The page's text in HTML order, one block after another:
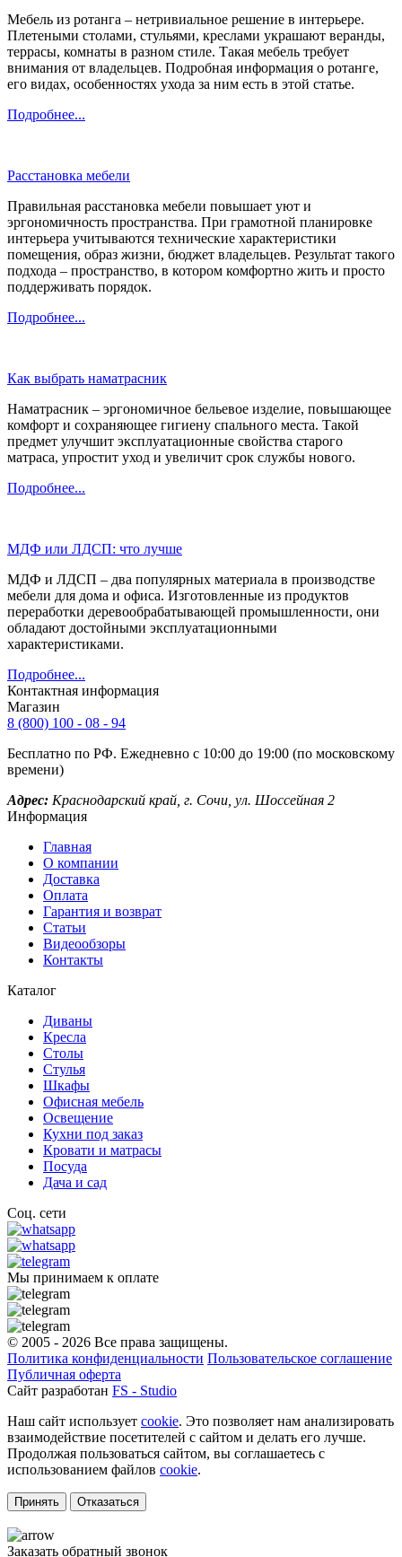
Мебель из ротанга – нетривиальное решение в интерьере.
Плетеными столами, стульями, креслами украшают веранды,
террасы, комнаты в разном стиле. Такая мебель требует
внимания от владельцев. Подробная информация о ротанге,
его видах, особенностях ухода за ним есть в этой статье.
Подробнее...
Расстановка мебели
Правильная расстановка мебели повышает уют и
эргономичность пространства. При грамотной планировке
интерьера учитываются технические характеристики
помещения, образ жизни, бюджет владельцев. Результат такого
подхода – пространство, в котором комфортно жить и просто
поддерживать порядок.
Подробнее...
Как выбрать наматрасник
Наматрасник – эргономичное бельевое изделие, повышающее
комфорт и сохраняющее гигиену спального места. Такой
предмет улучшит эксплуатационные свойства старого
матраса, упростит уход и увеличит срок службы нового.
Подробнее...
МДФ или ЛДСП: что лучше
МДФ и ЛДСП – два популярных материала в производстве
мебели для дома и офиса. Изготовленные из продуктов
переработки деревообрабатывающей промышленности, они
обладают достойными эксплуатационными
характеристиками.
Подробнее...
Контактная информация
Магазин
8 (800) 100 - 08 - 94
Бесплатно по РФ. Ежедневно с 10:00 до 19:00 (по московскому
времени)
Адрес: Краснодарский край, г. Сочи, ул. Шоссейная 2
Информация
Главная
О компании
Доставка
Оплата
Гарантия и возврат
Статьи
Видеообзоры
Контакты
Каталог
Диваны
Кресла
Столы
Стулья
Шкафы
Офисная мебель
Освещение
Кухни под заказ
Кровати и матрасы
Посуда
Дача и сад
Соц. сети
Мы принимаем к оплате
© 2005 - 2026 Все права защищены.
Политика конфиденциальности Пользовательское соглашение
Публичная оферта
Сайт разработан FS - Studio
Наш сайт использует cookie. Это позволяет нам анализировать
взаимодействие посетителей с сайтом и делать его лучше.
Продолжая пользоваться сайтом, вы соглашаетесь с
использованием файлов cookie.
Принять Отказаться
Заказать обратный звонок